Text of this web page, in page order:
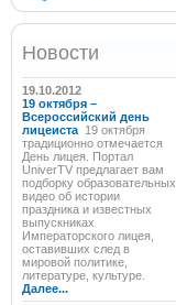
Новости
19.10.2012
19 октября –
Всероссийский день
лицеиста 19 октября
традиционно отмечается
День лицея. Портал
UniverTV предлагает вам
подборку образовательных
видео об истории
праздника и известных
выпускниках
Императорского лицея,
оставивших след в
мировой политике,
литературе, культуре.
Далее...